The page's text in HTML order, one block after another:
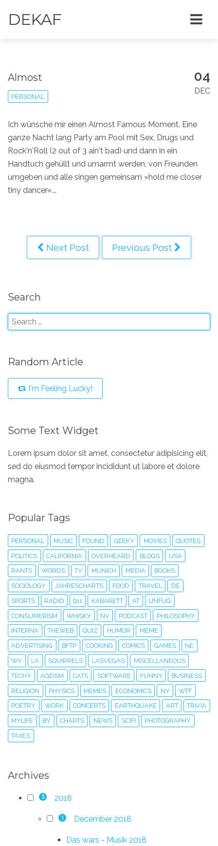
DEKAF
04
DEC
Almost
PERSONAL
Ich wünsche mir einen Almost Famous Moment. Eine
ganze Nacht lang Party am Pool mit Sex, Drugs und
Rock'n'Roll (2 out of 3 ain't bad) und dann in ein
Handtuch gehüllt und umarmt werden, von Freunden
umgeben und alle singen gemeinsam »hold me closer
tiny dancer«...
Next Post Previous Post
Search
Random Article
I'm Feeling Lucky!
Some Text Widget
Lorem ipsum dolor sit amet, consectetur adipisicing elit,
sed do eiusmod tempor incididunt ut labore et dolore
magna.
Popular Tags
PERSONAL MUSIC FOUND GEEKY MOVIES QUOTES
POLITICS CALIFORNIA OVERHEARD BLOGS USA
RANTS WORDS TV MUNICH MEDIA BOOKS
SOCIOLOGY JAHRESCHARTS FOOD TRAVEL DE
SPORTS RADIO 911 KABARETT AT UNFUG
CONSUMERISM WHISKY NV PODCAST PHILOSOPHY
INTERNA THEWEB QUIZ HUMOR MEME
ADVERTISING BFTP COOKING COMICS GAMES NE
WY LA SQUIRRELS LASVEGAS MISCELLANEOUS
TECHY AGEISM CATS SOFTWARE FUNNY BUSINESS
RELIGION PHYSICS MEMES ECONOMICS NY WTF
POETRY WORK CONCERTS EARTHQUAKE ART TRIVIA
MYLIFE BY CHARTS NEWS SCIFI PHOTOGRAPHY
TAXES
Archives
3 2018
1 December 2018
Das wars - Musik 2018